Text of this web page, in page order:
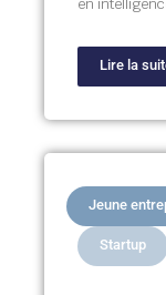
Lire la
Jeune
Startup